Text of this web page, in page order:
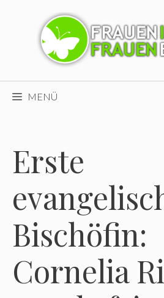
MENÜ
Erste
Bischöfin:
Cornelia